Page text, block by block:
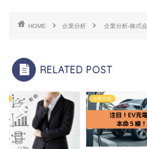
HOME 企業分析 企業分析-株式
RELATED POST
企業分析